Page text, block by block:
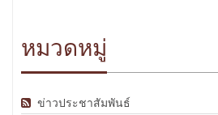
หมวดหมู่
ข่าวประชาสัมพันธ์